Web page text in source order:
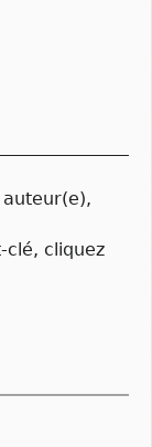
auteur(e),
clé, cliquez